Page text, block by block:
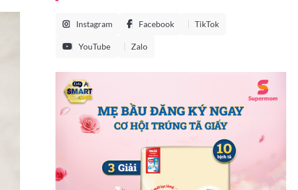
Instagram Facebook TikTok
YouTube Zalo